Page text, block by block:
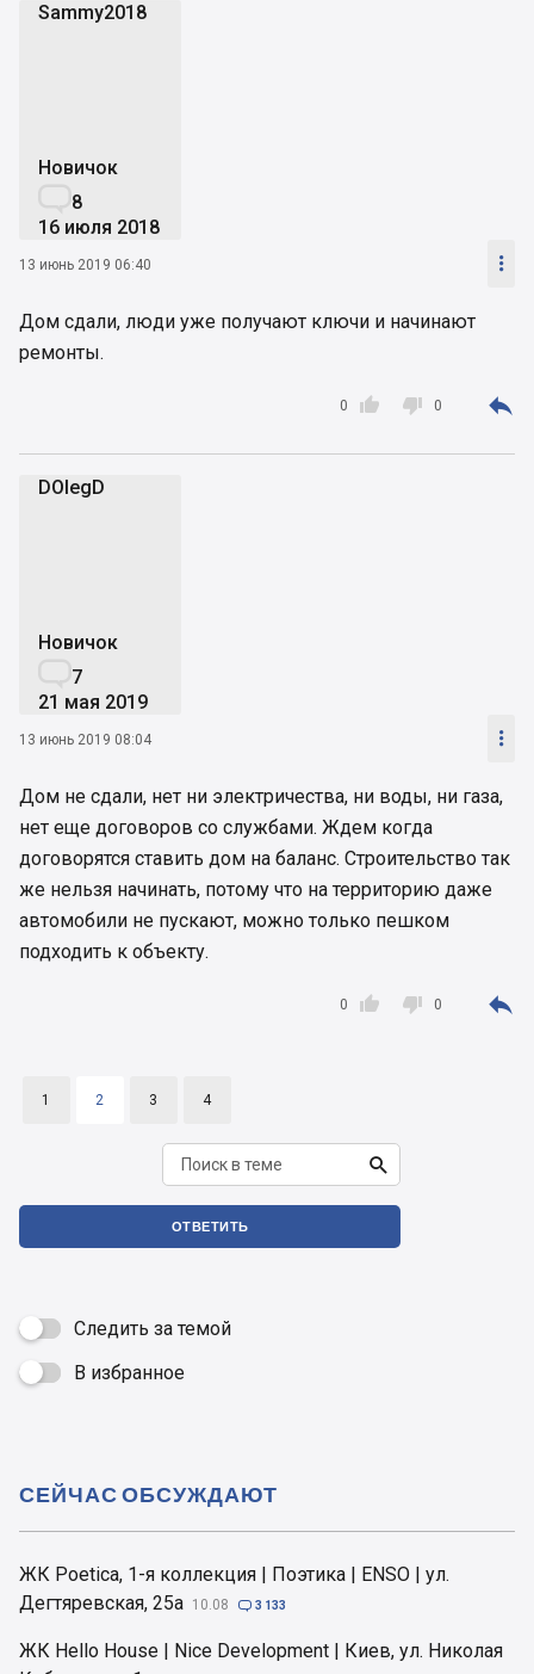
Sammy2018
Новичок
8
16 июля 2018
13 июнь 2019 06:40 
Дом сдали, люди уже получают ключи и начинают
ремонты.

0  0 
DOlegD
Новичок
7
21 мая 2019
13 июнь 2019 08:04 
Дом не сдали, нет ни электричества, ни воды, ни газа,
нет еще договоров со службами. Ждем когда
договорятся ставить дом на баланс. Строительство так
же нельзя начинать, потому что на территорию даже
автомобили не пускают, можно только пешком
подходить к объекту.

0  0 
1 2 3 4

ОТВЕТИТЬ
Следить за темой
 В избранное
ЖК Poetica, 1-я коллекция | Поэтика | ENSO | ул.
Дегтяревская, 25а 10.08  3 133
ЖК Hello House | Nice Development | Киев, ул. Николая
СЕЙЧАС ОБСУЖДАЮТ